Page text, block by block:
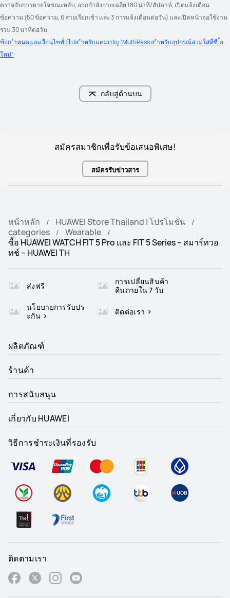
ตรวจจับการหายใจขณะหลับ, ออกกำลังกายเฉลี่ย 180 นาที/สัปดาห์, เปิดแจ้งเตือน
ข้อความ (50 ข้อความ, 6 สายเรียกเข้า และ 3 การแจ้งเตือนต่อวัน) และเปิดหน้าจอใช้งาน
รวม 30 นาทีต่อวัน
ข้อก ำหนดและเงื่อนไขทั่วไปส ำหรับแคมเปญ “MultiPass ส ำหรับอุปกรณ์สวมใส่ที่ซื ้อ
ใหม่”
กลับสู่ด้านบน
สมัครสมาชิกเพื่อรับข้อเสนอพิเศษ!
สมัครรับข่าวสาร
หน้าหลัก
HUAWEI Store Thailand | โปรโมชั่น
categories
Wearable
ซื้อ HUAWEI WATCH FIT 5 Pro และ FIT 5 Series – สมาร์ทวอ
ทช์ – HUAWEI TH
ส่งฟรี
การเปลี่ยนสินค้า
คืนภายใน 7 วัน
นโยบายการรับปร
ะกัน
ติดต่อเรา
ผลิตภัณฑ์
ร้านค้า
การสนับสนุน
เกี่ยวกับ HUAWEI
วิธีการชำระเงินที่รองรับ
ติดตามเรา